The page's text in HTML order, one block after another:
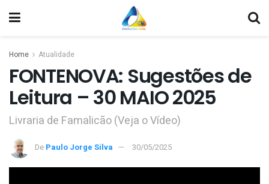
Home Atualidade
FONTENOVA: Sugestões de
Leitura – 30 MAIO 2025
Livraria de Famalicão (Veja o Vídeo)
De Paulo Jorge Silva 30/05/2025